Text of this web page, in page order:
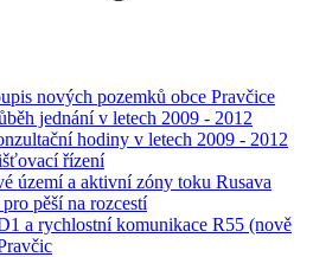
nových pozemků obce Pravčice
jednání v letech 2009 - 2012
hodiny v letech 2009 - 2012
řízení
území a aktivní zóny toku Rusava
pěší na rozcestí
a rychlostní komunikace R55 (nově